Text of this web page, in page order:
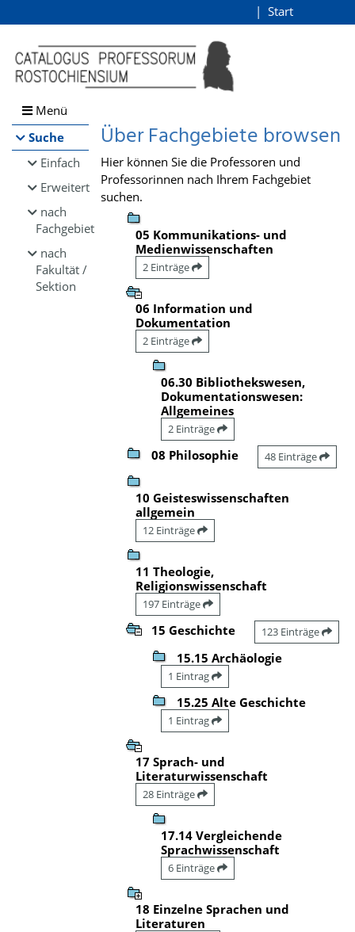
Browsen
direkt zum Inhalt
Start
Menü
Suche
Einfach
Erweitert
nach
Fachgebiet
nach
Fakultät /
Sektion
Über Fachgebiete browsen
Hier können Sie die Professoren und
Professorinnen nach Ihrem Fachgebiet
suchen.
05 Kommunikations- und
Medienwissenschaften
2 Einträge
06 Information und
Dokumentation
2 Einträge
06.30 Bibliothekswesen,
Dokumentationswesen:
Allgemeines
2 Einträge
08 Philosophie 48 Einträge
10 Geisteswissenschaften
allgemein
12 Einträge
11 Theologie,
Religionswissenschaft
197 Einträge
15 Geschichte 123 Einträge
15.15 Archäologie
1 Eintrag
15.25 Alte Geschichte
1 Eintrag
17 Sprach- und
Literaturwissenschaft
28 Einträge
17.14 Vergleichende
Sprachwissenschaft
6 Einträge
18 Einzelne Sprachen und
Literaturen